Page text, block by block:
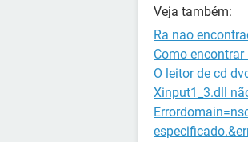
Veja também:
Ra nao
Como
O leitor de cd
Xinput1_3.dll